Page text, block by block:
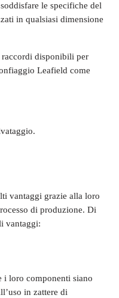
le specifiche del
in qualsiasi dimensione
disponibili per
Leafield come
vantaggi grazie alla loro
di produzione. Di
vantaggi:
i loro componenti siano
in zattere di